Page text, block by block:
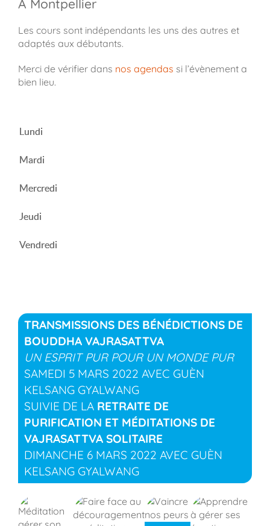
À Montpellier
Les cours sont indépendants les uns des autres et
adaptés aux débutants.
Merci de vérifier dans nos agendas si l’évènement a
bien lieu.
Lundi
Mardi
Mercredi
Jeudi
Vendredi
TRANSMISSIONS DES BÉNÉDICTIONS DE
BOUDDHA VAJRASATTVA
UN ESPRIT PUR POUR UN MONDE PUR
SAMEDI 5 MARS 2022 AVEC GUÈN
KELSANG GYALWANG
SUIVIE DE LA RETRAITE DE
PURIFICATION ET MÉDITATIONS DE
VAJRASATTVA SOLITAIRE
DIMANCHE 6 MARS 2022 AVEC GUÈN
KELSANG GYALWANG